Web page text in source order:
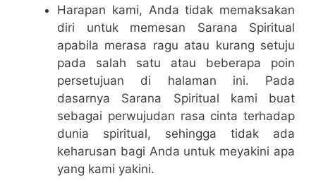
Harapan kami, Anda tidak memaksakan
diri untuk memesan Sarana Spiritual
apabila merasa ragu atau kurang setuju
pada salah satu atau beberapa poin
persetujuan di halaman ini. Pada
dasarnya Sarana Spiritual kami buat
sebagai perwujudan rasa cinta terhadap
dunia spiritual, sehingga tidak ada
keharusan bagi Anda untuk meyakini apa
yang kami yakini.